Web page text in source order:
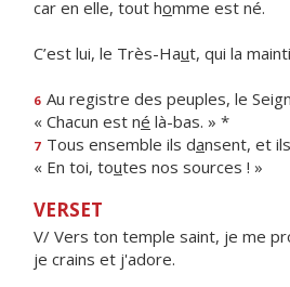
car en elle, tout homme est né.
C’est lui, le Très-Haut, qui la
6 Au registre des peuples, le
« Chacun est né là-bas. » *
7 Tous ensemble ils dansent, et
« En toi, toutes nos sources ! »
VERSET
V/ Vers ton temple saint, je me
je crains et j'adore.